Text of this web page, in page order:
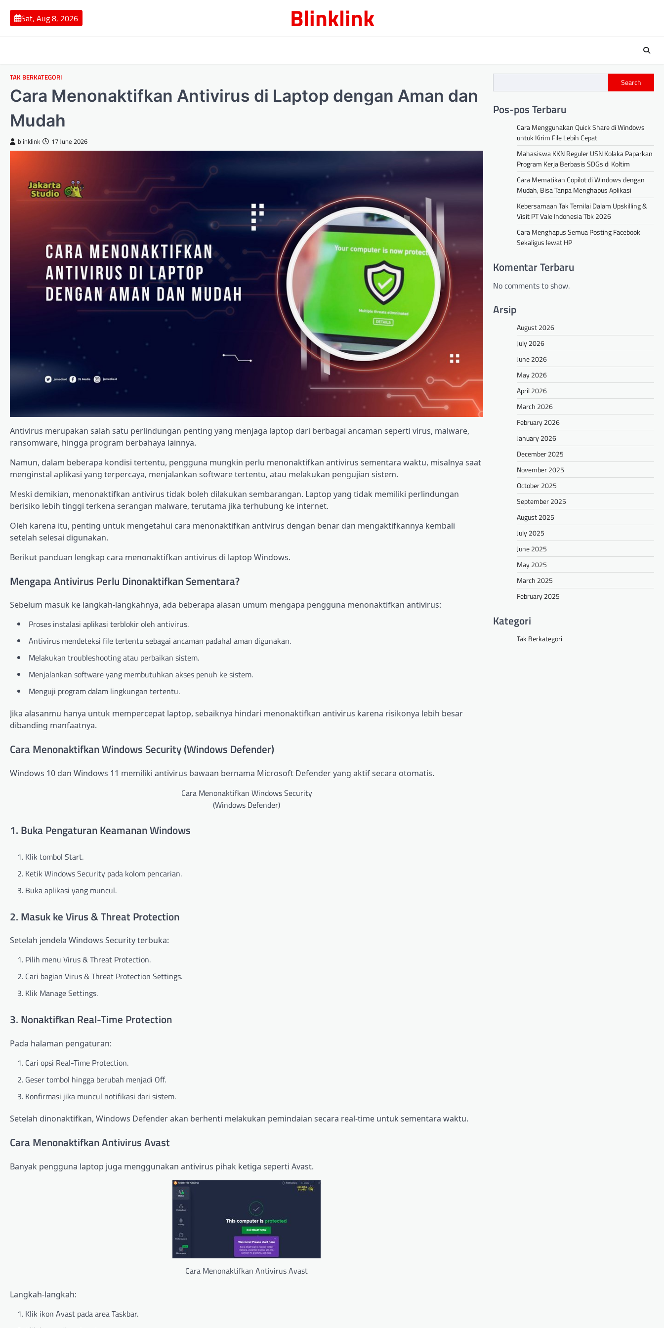
content
Sat, Aug 8, 2026 Blinklink
TAK BERKATEGORI
Cara Menonaktifkan Antivirus di Laptop dengan Aman dan
Mudah
blinklink 17 June 2026
Antivirus merupakan salah satu perlindungan penting yang menjaga laptop dari berbagai ancaman seperti virus, malware,
ransomware, hingga program berbahaya lainnya.
Namun, dalam beberapa kondisi tertentu, pengguna mungkin perlu menonaktifkan antivirus sementara waktu, misalnya saat
menginstal aplikasi yang terpercaya, menjalankan software tertentu, atau melakukan pengujian sistem.
Meski demikian, menonaktifkan antivirus tidak boleh dilakukan sembarangan. Laptop yang tidak memiliki perlindungan
berisiko lebih tinggi terkena serangan malware, terutama jika terhubung ke internet.
Oleh karena itu, penting untuk mengetahui cara menonaktifkan antivirus dengan benar dan mengaktifkannya kembali
setelah selesai digunakan.
Berikut panduan lengkap cara menonaktifkan antivirus di laptop Windows.
Mengapa Antivirus Perlu Dinonaktifkan Sementara?
Sebelum masuk ke langkah-langkahnya, ada beberapa alasan umum mengapa pengguna menonaktifkan antivirus:
Proses instalasi aplikasi terblokir oleh antivirus.
Antivirus mendeteksi file tertentu sebagai ancaman padahal aman digunakan.
Melakukan troubleshooting atau perbaikan sistem.
Menjalankan software yang membutuhkan akses penuh ke sistem.
Menguji program dalam lingkungan tertentu.
Jika alasanmu hanya untuk mempercepat laptop, sebaiknya hindari menonaktifkan antivirus karena risikonya lebih besar
dibanding manfaatnya.
Cara Menonaktifkan Windows Security (Windows Defender)
Windows 10 dan Windows 11 memiliki antivirus bawaan bernama Microsoft Defender yang aktif secara otomatis.
Cara Menonaktifkan Windows Security
(Windows Defender)
1. Buka Pengaturan Keamanan Windows
Klik tombol Start.
Ketik Windows Security pada kolom pencarian.
Buka aplikasi yang muncul.
2. Masuk ke Virus & Threat Protection
Setelah jendela Windows Security terbuka:
Pilih menu Virus & Threat Protection.
Cari bagian Virus & Threat Protection Settings.
Klik Manage Settings.
3. Nonaktifkan Real-Time Protection
Pada halaman pengaturan:
Cari opsi Real-Time Protection.
Geser tombol hingga berubah menjadi Off.
Konfirmasi jika muncul notifikasi dari sistem.
Setelah dinonaktifkan, Windows Defender akan berhenti melakukan pemindaian secara real-time untuk sementara waktu.
Cara Menonaktifkan Antivirus Avast
Banyak pengguna laptop juga menggunakan antivirus pihak ketiga seperti Avast.
Cara Menonaktifkan Antivirus Avast
Langkah-langkah:
Klik ikon Avast pada area Taskbar.
Search
Pos-pos Terbaru
Cara Menggunakan Quick Share di Windows
untuk Kirim File Lebih Cepat
Mahasiswa KKN Reguler USN Kolaka Paparkan
Program Kerja Berbasis SDGs di Koltim
Cara Mematikan Copilot di Windows dengan
Mudah, Bisa Tanpa Menghapus Aplikasi
Kebersamaan Tak Ternilai Dalam Upskilling &
Visit PT Vale Indonesia Tbk 2026
Cara Menghapus Semua Posting Facebook
Sekaligus lewat HP
Komentar Terbaru
No comments to show.
Arsip
August 2026
July 2026
June 2026
May 2026
April 2026
March 2026
February 2026
January 2026
December 2025
November 2025
October 2025
September 2025
August 2025
July 2025
June 2025
May 2025
March 2025
February 2025
Kategori
Tak Berkategori